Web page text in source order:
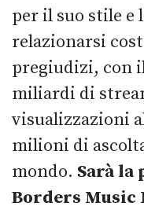
per il suo stile e
relazionarsi
pregiudizi, con
miliardi di
visualizzazioni
milioni di
mondo. Sarà la
Borders Music